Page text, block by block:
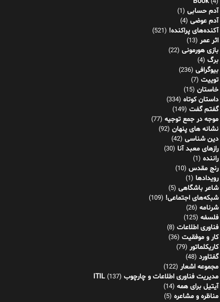
آدم حسابی (1)
آدم عوضی (4)
آکنده‌های پراکنده! (521)
اثر عمر (13)
بازی هورمونی (22)
برگ (4)
بیوگرافی (236)
توییت (7)
خاستان (15)
داستان کوتاه (334)
گفتم گفت (149)
موجه در جمع توجیه (77)
نشانه های پنهان (92)
دین شناسی (42)
رازهای معبد آنا (30)
راننده (1)
رنج مقدس (10)
رویدادها (1)
شاعر باشگاهی (5)
شبکه‌های اجتماعی! (109)
شرنامه (26)
فلسفه (125)
فناوری اطلاعات (8)
کار و موفقیت (36)
کاریکلماتور (79)
گفتاورد (48)
مجموعه اشعار (122)
مدیریت فناوری اطلاعات و چارچوب ITIL (137)
آیتیل برای همه (14)
مناظره و مشاعره (5)